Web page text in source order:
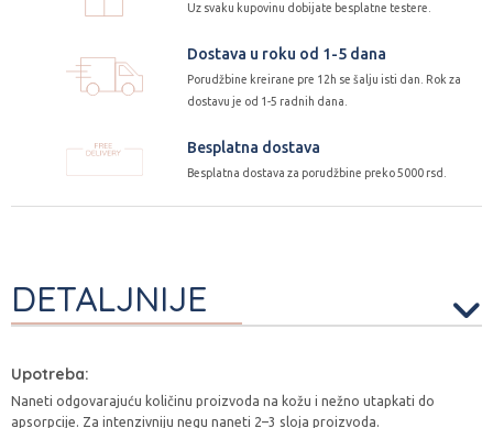
Uz svaku kupovinu dobijate besplatne testere.
Dostava u roku od 1-5 dana
Porudžbine kreirane pre 12h se šalju isti dan. Rok za
dostavu je od 1-5 radnih dana.
Besplatna dostava
Besplatna dostava za porudžbine preko 5000 rsd.
DETALJNIJE
Upotreba:
Naneti odgovarajuću količinu proizvoda na kožu i nežno utapkati do
apsorpcije. Za intenzivniju negu naneti 2–3 sloja proizvoda.